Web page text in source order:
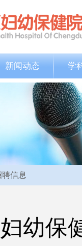
新闻动态 学
聘信息
幼保